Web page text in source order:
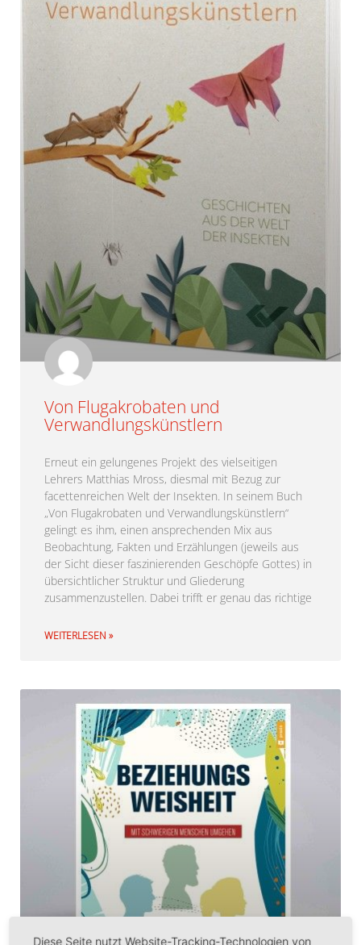
Von Flugakrobaten und
Verwandlungskünstlern
Erneut ein gelungenes Projekt des vielseitigen
Lehrers Matthias Mross, diesmal mit Bezug zur
facettenreichen Welt der Insekten. In seinem Buch
„Von Flugakrobaten und Verwandlungskünstlern“
gelingt es ihm, einen ansprechenden Mix aus
Beobachtung, Fakten und Erzählungen (jeweils aus
der Sicht dieser faszinierenden Geschöpfe Gottes) in
übersichtlicher Struktur und Gliederung
zusammenzustellen. Dabei trifft er genau das richtige
WEITERLESEN »
Diese Seite nutzt Website-Tracking-Technologien von